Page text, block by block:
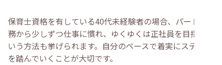
保育士資格を有している40代未経験者の場合、パート勤
務から少しずつ仕事に慣れ、ゆくゆくは正社員を目指すと
いう方法も挙げられます。自分のペースで着実にステップ
を踏んでいくことが大切です。